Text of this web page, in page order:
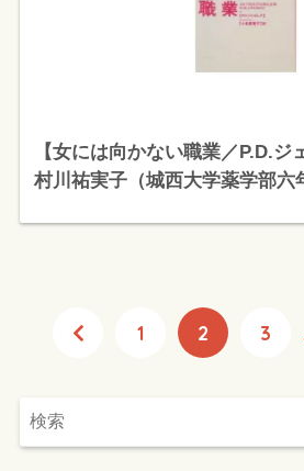
【女には向かない職業／P.D.ジ
村川祐実子（城西大学薬学部六
1 2 3